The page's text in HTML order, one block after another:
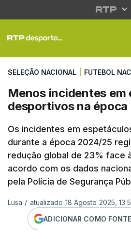
Menos
SELEÇÃO NACIONAL FUTEBOL
Menos incidentes em
desportivos na
Os incidentes em
durante a época 2024/25
redução global de 23% face
acordo com os dados
pela Polícia de Segurança
Lusa / atualizado 18 Agosto 2025,
ADICIONAR COMO